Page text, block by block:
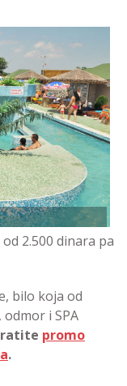
2.500 dinara pa
bilo koja od
i SPA
promo
.